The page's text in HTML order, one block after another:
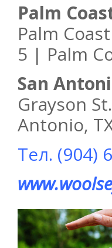
Palm
Palm
5 | Palm
San
Grayson
Antonio,
Тел. (904)